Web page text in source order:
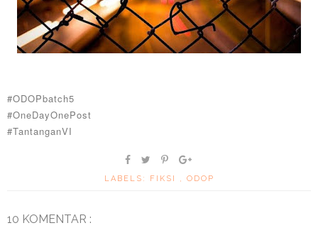
#ODOPbatch5
#OneDayOnePost
#TantanganVI
LABELS: FIKSI , ODOP
10 KOMENTAR :